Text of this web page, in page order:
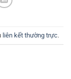
liên kết thường trực.